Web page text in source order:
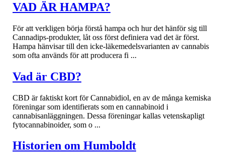
VAD ÄR HAMPA?
För att verkligen börja förstå hampa och hur det hänför sig till
Cannadips-produkter, låt oss först definiera vad det är först.
Hampa hänvisar till den icke-läkemedelsvarianten av cannabis
som ofta används för att producera fi ...
Vad är CBD?
CBD är faktiskt kort för Cannabidiol, en av de många kemiska
föreningar som identifierats som en cannabinoid i
cannabisanläggningen. Dessa föreningar kallas vetenskapligt
fytocannabinoider, som o ...
Historien om Humboldt